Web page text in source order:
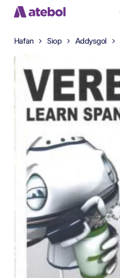
Skip
content
Hafan Siop Addysgol